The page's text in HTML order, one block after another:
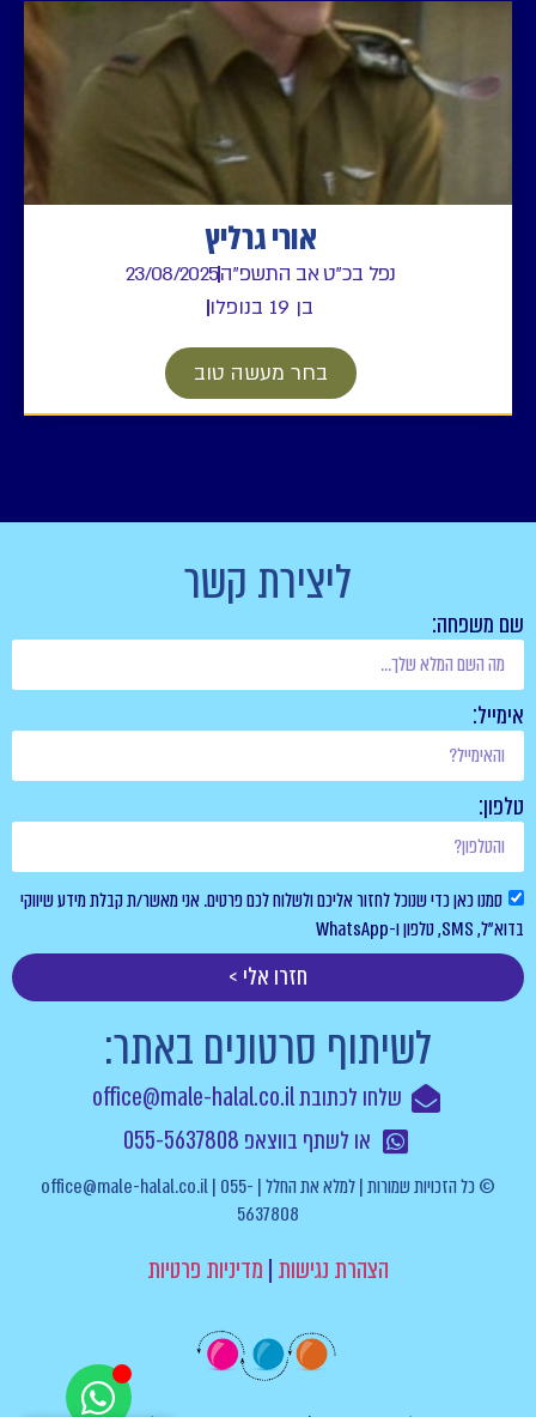
אורי גרליץ
נפל בכ"ט אב התשפ"ה23/08/2025
בן 19 בנופלו
בחר מעשה טוב
ליצירת קשר
שם משפחה:
אימייל:
טלפון:
סמנו כאן כדי שנוכל לחזור אליכם ולשלוח לכם פרטים. אני מאשר/ת קבלת מידע שיווקי
בדוא”ל, SMS, טלפון ו-WhatsApp
חזרו אלי >
לשיתוף סרטונים באתר:
שלחו לכתובת office@male-halal.co.il
או לשתף בווצאפ 055-5637808
© כל הזכויות שמורות | למלא את החלל | office@male-halal.co.il | 055-
5637808
הצהרת נגישות | מדיניות פרטיות